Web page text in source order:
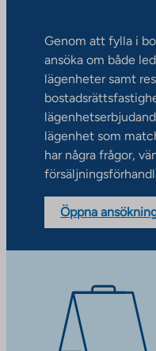
Genom att fylla i
ansöka om både
lägenheter samt
lägenhet som
har några frågor,
Öppna